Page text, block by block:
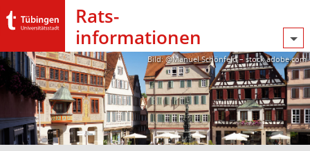
Rats­
informationen
Bild: @Manuel Schönfeld – stock.adobe.com